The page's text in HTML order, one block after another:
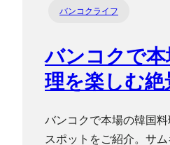
バンコクライフ
バンコクで
理を楽しむ絶
バンコクで本場の韓国
スポットをご紹介。サ